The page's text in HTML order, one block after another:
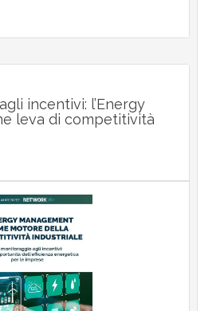
incentivi: l’Energy
leva di competitività